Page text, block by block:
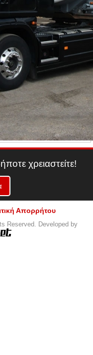
χρειαστείτε!
Απορρήτου
Reserved. Developed by